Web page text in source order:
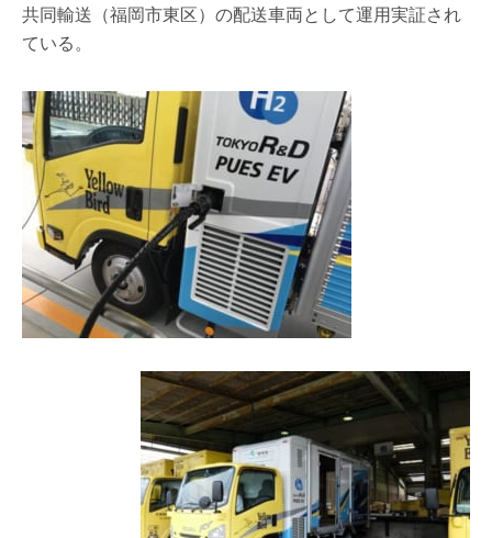
共同輸送（福岡市東区）の配送車両として運用実証され
ている。